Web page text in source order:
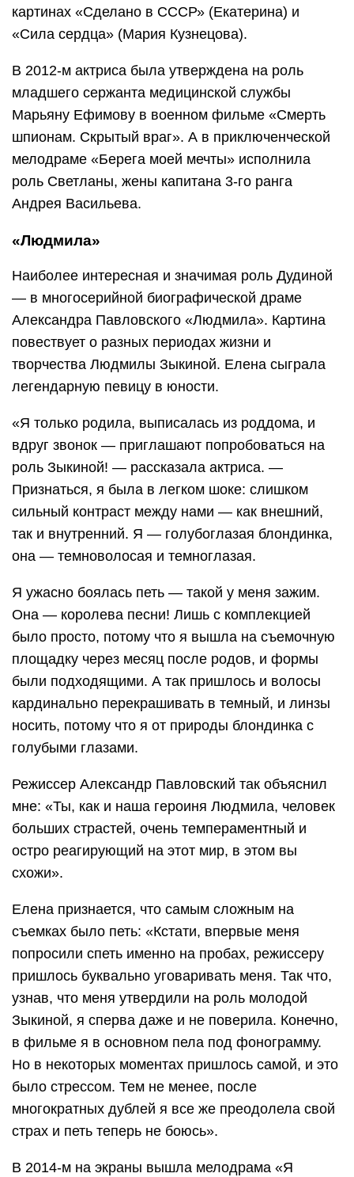
картинах «Сделано в СССР» (Екатерина) и
«Сила сердца» (Мария Кузнецова).
В 2012-м актриса была утверждена на роль
младшего сержанта медицинской службы
Марьяну Ефимову в военном фильме «Смерть
шпионам. Скрытый враг». А в приключенческой
мелодраме «Берега моей мечты» исполнила
роль Светланы, жены капитана 3-го ранга
Андрея Васильева.
«Людмила»
Наиболее интересная и значимая роль Дудиной
— в многосерийной биографической драме
Александра Павловского «Людмила». Картина
повествует о разных периодах жизни и
творчества Людмилы Зыкиной. Елена сыграла
легендарную певицу в юности.
«Я только родила, выписалась из роддома, и
вдруг звонок — приглашают попробоваться на
роль Зыкиной! — рассказала актриса. —
Признаться, я была в легком шоке: слишком
сильный контраст между нами — как внешний,
так и внутренний. Я — голубоглазая блондинка,
она — темноволосая и темноглазая.
Я ужасно боялась петь — такой у меня зажим.
Она — королева песни! Лишь с комплекцией
было просто, потому что я вышла на съемочную
площадку через месяц после родов, и формы
были подходящими. А так пришлось и волосы
кардинально перекрашивать в темный, и линзы
носить, потому что я от природы блондинка с
голубыми глазами.
Режиссер Александр Павловский так объяснил
мне: «Ты, как и наша героиня Людмила, человек
больших страстей, очень темпераментный и
остро реагирующий на этот мир, в этом вы
схожи».
Елена признается, что самым сложным на
съемках было петь: «Кстати, впервые меня
попросили спеть именно на пробах, режиссеру
пришлось буквально уговаривать меня. Так что,
узнав, что меня утвердили на роль молодой
Зыкиной, я сперва даже и не поверила. Конечно,
в фильме я в основном пела под фонограмму.
Но в некоторых моментах пришлось самой, и это
было стрессом. Тем не менее, после
многократных дублей я все же преодолела свой
страх и петь теперь не боюсь».
В 2014-м на экраны вышла мелодрама «Я